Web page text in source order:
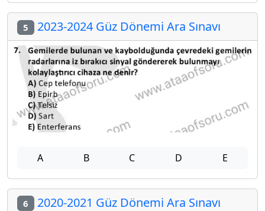
5 2023-2024 Güz Dönemi Ara Sınavı
A B C D E
6 2020-2021 Güz Dönemi Ara Sınavı